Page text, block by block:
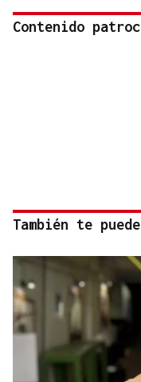
Contenido
También te